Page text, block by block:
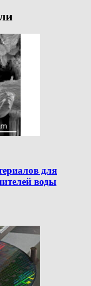
для
воды